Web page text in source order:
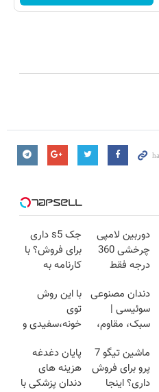
دوربین لامپی
چرخشی 360
درجه فقط
🔥 پرداخت
درب منزل
جک s5 داری
برای فروش؟ با
کارنامه به
بفروش! دندان مصنوعی
سوئیسی |
سبک، مقاوم،
رایگان+پرداخت
اقساطی😍
با این روش
توی
خونه،سفیدی و
برگردون(40%off)
ماشین تیگو 7
پرو برای فروش
داری؟ اینجا
پایان دغدغه
هزینه های
دندان پزشکی با